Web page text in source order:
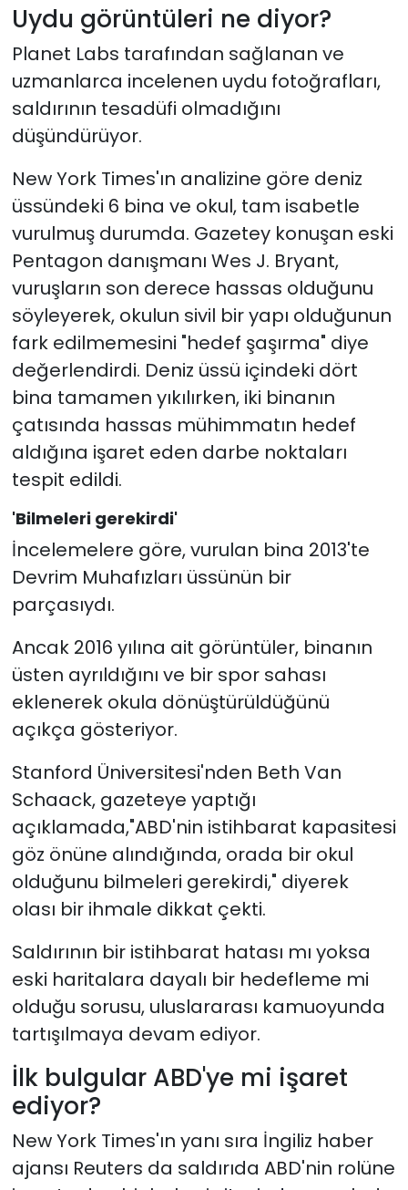
Uydu görüntüleri ne diyor?
Planet Labs tarafından sağlanan ve
uzmanlarca incelenen uydu fotoğrafları,
saldırının tesadüfi olmadığını
düşündürüyor.
New York Times'ın analizine göre deniz
üssündeki 6 bina ve okul, tam isabetle
vurulmuş durumda. Gazetey konuşan eski
Pentagon danışmanı Wes J. Bryant,
vuruşların son derece hassas olduğunu
söyleyerek, okulun sivil bir yapı olduğunun
fark edilmemesini "hedef şaşırma" diye
değerlendirdi. Deniz üssü içindeki dört
bina tamamen yıkılırken, iki binanın
çatısında hassas mühimmatın hedef
aldığına işaret eden darbe noktaları
tespit edildi.
'Bilmeleri gerekirdi'
İncelemelere göre, vurulan bina 2013'te
Devrim Muhafızları üssünün bir
parçasıydı.
Ancak 2016 yılına ait görüntüler, binanın
üsten ayrıldığını ve bir spor sahası
eklenerek okula dönüştürüldüğünü
açıkça gösteriyor.
Stanford Üniversitesi'nden Beth Van
Schaack, gazeteye yaptığı
açıklamada,"ABD'nin istihbarat kapasitesi
göz önüne alındığında, orada bir okul
olduğunu bilmeleri gerekirdi," diyerek
olası bir ihmale dikkat çekti.
Saldırının bir istihbarat hatası mı yoksa
eski haritalara dayalı bir hedefleme mi
olduğu sorusu, uluslararası kamuoyunda
tartışılmaya devam ediyor.
İlk bulgular ABD'ye mi işaret
ediyor?
New York Times'ın yanı sıra İngiliz haber
ajansı Reuters da saldırıda ABD'nin rolüne